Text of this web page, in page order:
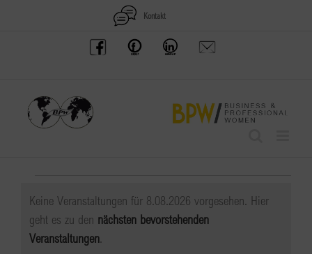
Kontakt
BPW
Austria
Offenes
Frauennetzwerk
BPW
Gruppe
Anfrage
schicken
Veranstaltungen
für
Hinweis
Keine Veranstaltungen für 8.08.2026 vorgesehen. Hier
geht es zu den nächsten bevorstehenden
Veranstaltungen.